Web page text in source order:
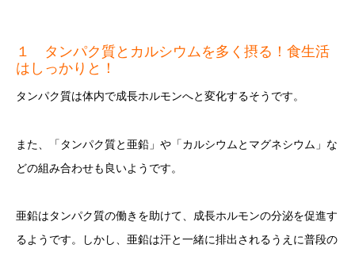
１ タンパク質とカルシウムを多く摂る！食生活
はしっかりと！
タンパク質は体内で成長ホルモンへと変化するそうです。
また、「タンパク質と亜鉛」や「カルシウムとマグネシウム」な
どの組み合わせも良いようです。
亜鉛はタンパク質の働きを助けて、成長ホルモンの分泌を促進す
るようです。しかし、亜鉛は汗と一緒に排出されるうえに普段の